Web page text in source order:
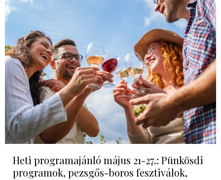
Heti programajánló május 21-27.: Pünkösdi
programok, pezsgős-boros fesztiválok,